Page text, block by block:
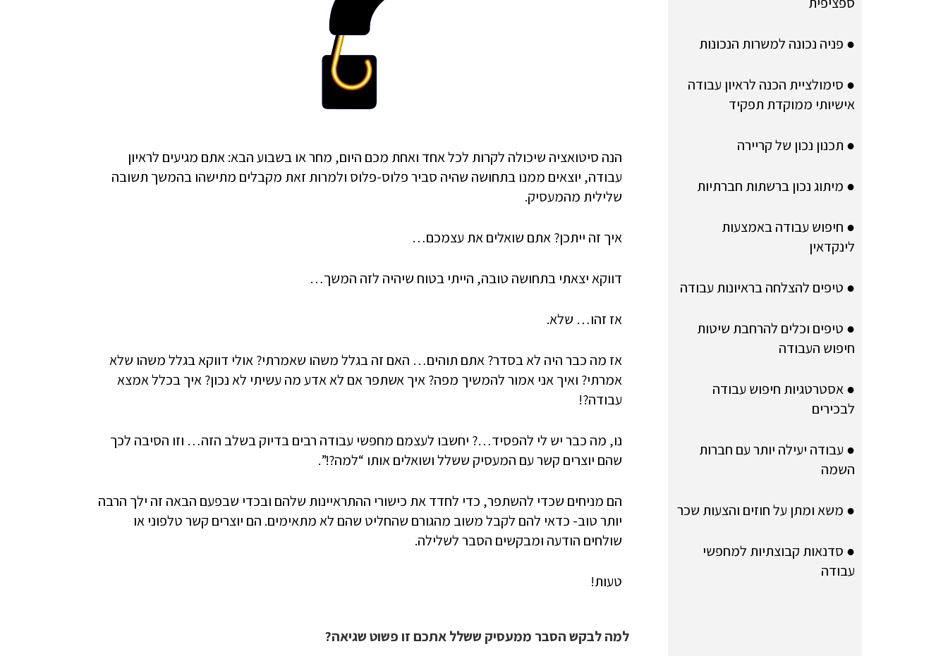
הנה סיטואציה שיכולה לקרות לכל אחד ואחת מכם היום, מחר או בשבוע הבא: אתם מגיעים לראיון
עבודה, יוצאים ממנו בתחושה שהיה סביר פלוס-פלוס ולמרות זאת מקבלים מתישהו בהמשך תשובה
שלילית מהמעסיק.
איך זה ייתכן? אתם שואלים את עצמכם…
דווקא יצאתי בתחושה טובה, הייתי בטוח שיהיה לזה המשך…
אז זהו… שלא.
אז מה כבר היה לא בסדר? אתם תוהים… האם זה בגלל משהו שאמרתי? אולי דווקא בגלל משהו שלא
אמרתי? ואיך אני אמור להמשיך מפה? איך אשתפר אם לא אדע מה עשיתי לא נכון? איך בכלל אמצא
עבודה?!
נו, מה כבר יש לי להפסיד…? יחשבו לעצמם מחפשי עבודה רבים בדיוק בשלב הזה… וזו הסיבה לכך
שהם יוצרים קשר עם המעסיק ששלל ושואלים אותו “למה?!”.
הם מניחים שכדי להשתפר, כדי לחדד את כישורי ההתראיינות שלהם ובכדי שבפעם הבאה זה ילך הרבה
יותר טוב- כדאי להם לקבל משוב מהגורם שהחליט שהם לא מתאימים. הם יוצרים קשר טלפוני או
שולחים הודעה ומבקשים הסבר לשלילה.
טעות!
למה לבקש הסבר ממעסיק ששלל אתכם זו פשוט שגיאה?
● פניה נכונה למשרות הנכונות
● סימולציית הכנה לראיון עבודה
אישיותי ממוקדת תפקיד
● תכנון נכון של קריירה
● מיתוג נכון ברשתות חברתיות
● חיפוש עבודה באמצעות
לינקדאין
● טיפים להצלחה בראיונות עבודה
● טיפים וכלים להרחבת שיטות
חיפוש העבודה
● אסטרטגיות חיפוש עבודה
לבכירים
● עבודה יעילה יותר עם חברות
השמה
● משא ומתן על חוזים והצעות שכר
● סדנאות קבוצתיות למחפשי
עבודה